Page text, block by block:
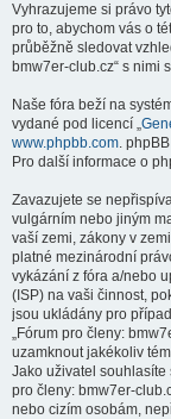
Vyhrazujeme si právo
pro to, abychom vás o
průběžně sledovat
bmw7er-club.cz“ s nimi
Naše fóra beží na
vydané pod licencí „
www.phpbb.com.
Pro další informace o
Zavazujete se
vulgárním nebo jiným
vaší zemi, zákony v
platné mezinárodní
vykázání z fóra a/nebo
(ISP) na vaši činnost,
jsou ukládány pro
„Fórum pro členy:
uzamknout jakékoliv
Jako uživatel souhlasíte
pro členy: bmw7er-
nebo cizím osobám,